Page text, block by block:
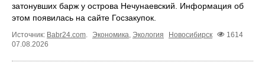
затонувших барж у острова Нечунаевский. Информация об
этом появилась на сайте Госзакупок.
Источник: Babr24.com. Экономика, Экология Новосибирск
1614
07.08.2026